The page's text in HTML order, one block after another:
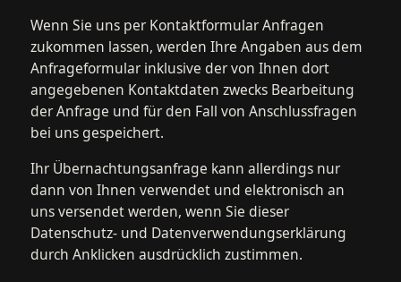
Wenn Sie uns per Kontaktformular Anfragen
zukommen lassen, werden Ihre Angaben aus dem
Anfrageformular inklusive der von Ihnen dort
angegebenen Kontaktdaten zwecks Bearbeitung
der Anfrage und für den Fall von Anschlussfragen
bei uns gespeichert.
Ihr Übernachtungsanfrage kann allerdings nur
dann von Ihnen verwendet und elektronisch an
uns versendet werden, wenn Sie dieser
Datenschutz- und Datenverwendungserklärung
durch Anklicken ausdrücklich zustimmen.